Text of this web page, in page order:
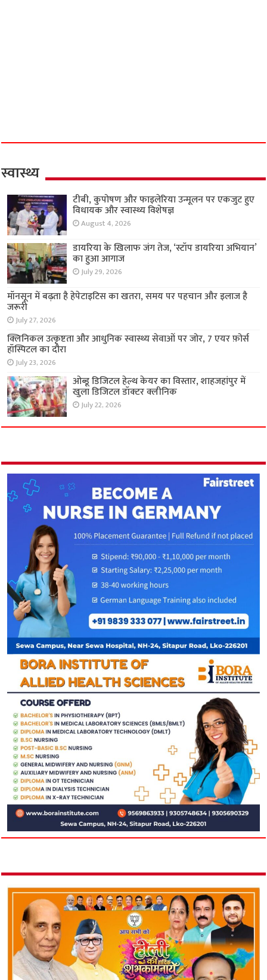
स्वास्थ्य
टीबी, कुपोषण और फाइलेरिया उन्मूलन पर एकजुट हुए
विधायक और स्वास्थ्य विशेषज्ञ
August 4, 2026
डायरिया के खिलाफ जंग तेज, ‘स्टॉप डायरिया अभियान’
का हुआ आगाज
July 29, 2026
मॉनसून में बढ़ता है हेपेटाइटिस का खतरा, समय पर
क्लिनिकल उत्कृष्टता और आधुनिक स्वास्थ्य सेवाओं पर
ओब्डू डिजिटल हेल्थ केयर का विस्तार, शाहजहांपुर में
खुला डिजिटल डॉक्टर क्लीनिक